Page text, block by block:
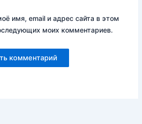
имя, email и адрес сайта в этом
моих комментариев.